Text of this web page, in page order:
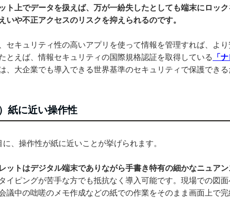
ト上でデータを扱えば、万が一紛失したとしても端末にロッ
いや不正アクセスのリスクを抑えられるのです。
セキュリティ性の高いアプリを使って情報を管理すれば、よ
とえば、情報セキュリティの国際規格認証を取得している
「
、大企業でも導入できる世界基準のセキュリティで保護できる
）紙に近い操作性
に、操作性が紙に近いことが挙げられます。
ットはデジタル端末でありながら手書き特有の細かなニュア
イピングが苦手な方でも抵抗なく導入可能です。現場での図
議中の咄嗟のメモ作成などの紙での作業をそのまま画面上で完